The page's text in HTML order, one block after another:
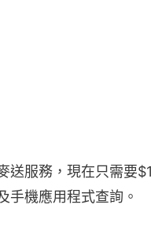
送服務，現在只需要
手機應用程式查詢。